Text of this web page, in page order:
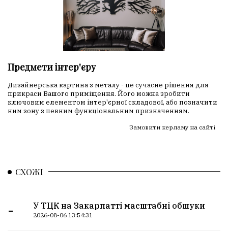
Предмети інтер'єру
Дизайнерська картина з металу - це сучасне рішення для
прикраси Вашого приміщення. Його можна зробити
ключовим елементом інтер'єрної складової, або позначити
ним зону з певним функціональним призначенням.
Замовити керламу на сайті
СХОЖІ
- У ТЦК на Закарпатті масштабні обшуки
2026-08-06 13:54:31